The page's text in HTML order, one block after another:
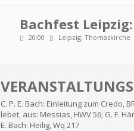
Bachfest
20:00 Leipzig, Thomaskirche
C. P. E. Bach: Einleitung zum Credo,
lebet, aus: Messias, HWV 56; G. F.
E. Bach: Heilig, Wq 217